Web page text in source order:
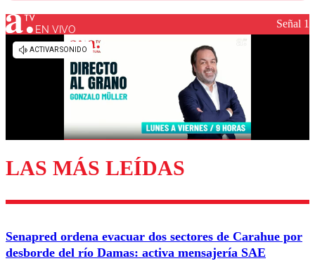
Los comentarios son moderados para garantizar un
diálogo respetuoso.
Enviar comentario
EN VIVO Señal 1
LAS MÁS LEÍDAS
Senapred ordena evacuar dos sectores de Carahue por
desborde del río Damas: activa mensajería SAE